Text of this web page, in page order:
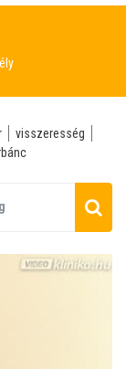
visszeresség